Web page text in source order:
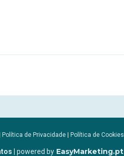
Política de Privacidade | Política de Cookies
| powered by EasyMarketing.pt